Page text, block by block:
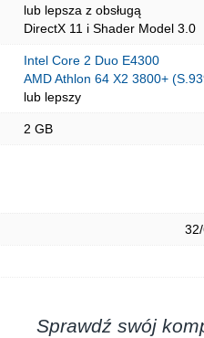
lub lepsza z obsługą
DirectX 11 i Shader Model 3.0
Intel Core 2 Duo E4300
AMD Athlon 64 X2 3800+
lub lepszy
2 GB
Sprawdź swój